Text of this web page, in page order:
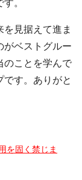
。
見据えて進ま
がベストグルー
のことを学んで
す。ありがと
を固く禁じま